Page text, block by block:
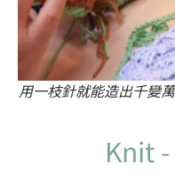
用一枝針就能造出千變
Knit